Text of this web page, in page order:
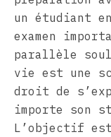
un étudiant
examen
parallèle
vie est une
droit de
importe son
L’objectif